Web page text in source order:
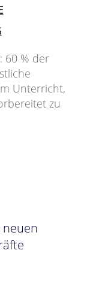
60 % der
Unterricht,
zu
neuen